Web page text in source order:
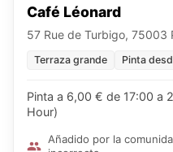
Café Léonard
57 Rue de Turbigo, 75003
Terraza grande Pinta
Pinta a 6,00 € de 17:00 a
Hour)
Añadido por la